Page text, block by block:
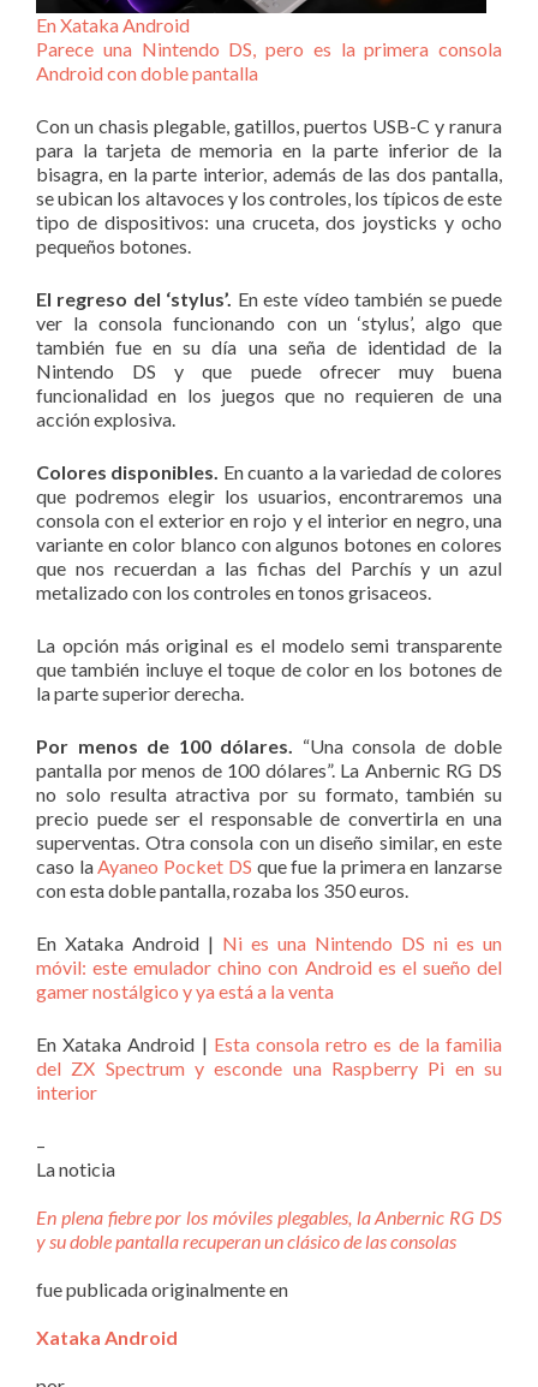
En Xataka Android
Parece una Nintendo DS, pero es la primera consola
Android con doble pantalla
Con un chasis plegable, gatillos, puertos USB-C y ranura
para la tarjeta de memoria en la parte inferior de la
bisagra, en la parte interior, además de las dos pantalla,
se ubican los altavoces y los controles, los típicos de este
tipo de dispositivos: una cruceta, dos joysticks y ocho
pequeños botones.
El regreso del ‘stylus’. En este vídeo también se puede
ver la consola funcionando con un ‘stylus’, algo que
también fue en su día una seña de identidad de la
Nintendo DS y que puede ofrecer muy buena
funcionalidad en los juegos que no requieren de una
acción explosiva.
Colores disponibles. En cuanto a la variedad de colores
que podremos elegir los usuarios, encontraremos una
consola con el exterior en rojo y el interior en negro, una
variante en color blanco con algunos botones en colores
que nos recuerdan a las fichas del Parchís y un azul
metalizado con los controles en tonos grisaceos.
La opción más original es el modelo semi transparente
que también incluye el toque de color en los botones de
la parte superior derecha.
Por menos de 100 dólares. “Una consola de doble
pantalla por menos de 100 dólares”. La Anbernic RG DS
no solo resulta atractiva por su formato, también su
precio puede ser el responsable de convertirla en una
superventas. Otra consola con un diseño similar, en este
caso la Ayaneo Pocket DS que fue la primera en lanzarse
con esta doble pantalla, rozaba los 350 euros.
En Xataka Android | Ni es una Nintendo DS ni es un
móvil: este emulador chino con Android es el sueño del
gamer nostálgico y ya está a la venta
En Xataka Android | Esta consola retro es de la familia
del ZX Spectrum y esconde una Raspberry Pi en su
interior
–
La noticia
En plena fiebre por los móviles plegables, la Anbernic RG DS
y su doble pantalla recuperan un clásico de las consolas
fue publicada originalmente en
Xataka Android